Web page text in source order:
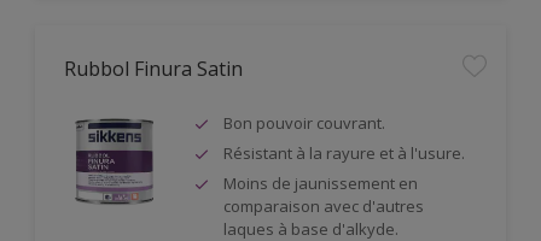
Rubbol Finura Satin
Bon pouvoir couvrant.
Résistant à la rayure et à l'usure.
Moins de jaunissement en
comparaison avec d'autres
laques à base d'alkyde.